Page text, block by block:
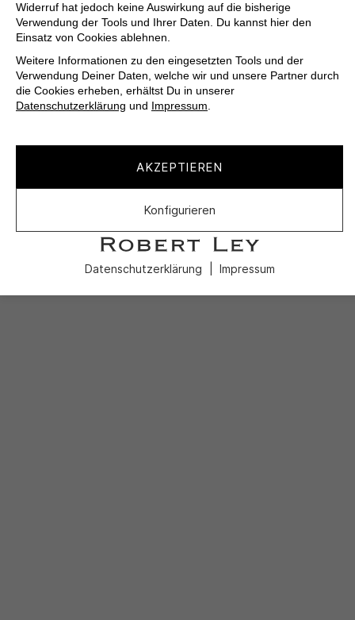
Widerruf hat jedoch keine Auswirkung auf die bisherige
Verwendung der Tools und Ihrer Daten. Du kannst hier den
Einsatz von Cookies ablehnen.
Weitere Informationen zu den eingesetzten Tools und der
Verwendung Deiner Daten, welche wir und unsere Partner durch
die Cookies erheben, erhältst Du in unserer
Datenschutzerklärung und Impressum.
AKZEPTIEREN
Konfigurieren
Datenschutzerklärung Impressum